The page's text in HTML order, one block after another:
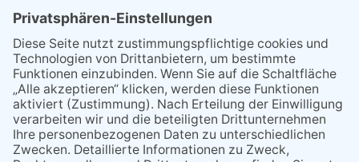
21.04.2026
Wenn Bahn-Computer nicht
miteinander kommunizieren
11.03.2026
"Plakatverbot für überregionale
Demos"
04.02.2026
Gelbe Tonne – Ein kleiner Blick
über den Tellerand